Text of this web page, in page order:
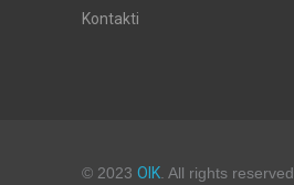
Kontakti
© 2023 OIK . All rights reserved.